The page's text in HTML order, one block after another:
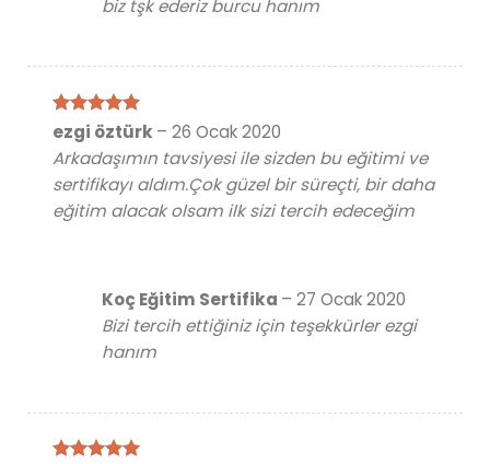
biz tşk ederiz burcu hanım
5 üzerinden
oy aldı
ezgi öztürk – 26 Ocak 2020
Arkadaşımın tavsiyesi ile sizden bu eğitimi ve
sertifikayı aldım.Çok güzel bir süreçti, bir daha
eğitim alacak olsam ilk sizi tercih edeceğim
Koç Eğitim Sertifika – 27 Ocak 2020
Bizi tercih ettiğiniz için teşekkürler ezgi
hanım